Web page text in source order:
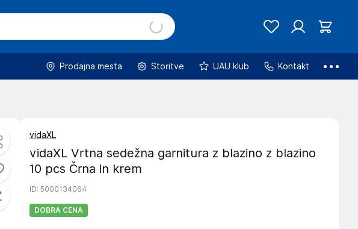
Prodajna mesta Storitve UAU klub Kontakt
vidaXL
vidaXL Vrtna sedežna garnitura z blazino z blazino
10 pcs Črna in krem
ID: 5000134064
DOBRA CENA